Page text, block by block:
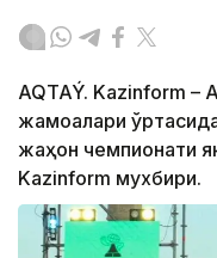
AQTAÝ. Kazinform –
жамоалари
жаҳон чемпионати
Kazinform мухбири.